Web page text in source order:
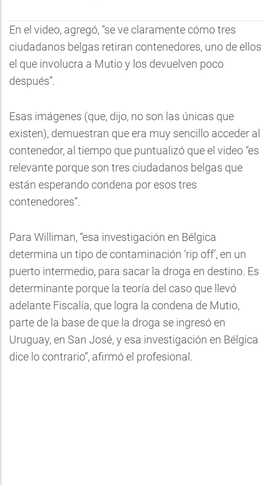
En el video, agregó, “se ve claramente cómo tres
ciudadanos belgas retiran contenedores, uno de ellos
el que involucra a Mutio y los devuelven poco
después”.
Esas imágenes (que, dijo, no son las únicas que
existen), demuestran que era muy sencillo acceder al
contenedor, al tiempo que puntualizó que el video “es
relevante porque son tres ciudadanos belgas que
están esperando condena por esos tres
contenedores”.
Para Williman, “esa investigación en Bélgica
determina un tipo de contaminación ‘rip off’, en un
puerto intermedio, para sacar la droga en destino. Es
determinante porque la teoría del caso que llevó
adelante Fiscalía, que logra la condena de Mutio,
parte de la base de que la droga se ingresó en
Uruguay, en San José, y esa investigación en Bélgica
dice lo contrario”, afirmó el profesional.